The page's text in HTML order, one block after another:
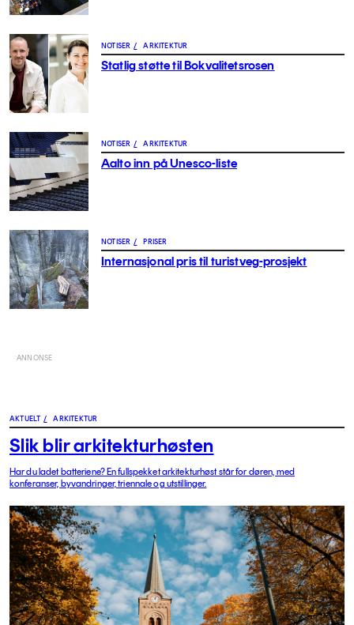
NOTISER / ARKITEKTUR
Statlig støtte til Bokvalitetsrosen
NOTISER / ARKITEKTUR
Aalto inn på Unesco-liste
NOTISER / PRISER
Internasjonal pris til turistveg-prosjekt
ANNONSE
AKTUELT / ARKITEKTUR
Slik blir arkitekturhøsten
Har du ladet batteriene? En fullspekket arkitekturhøst står for døren, med
konferanser, byvandringer, triennale og utstillinger.